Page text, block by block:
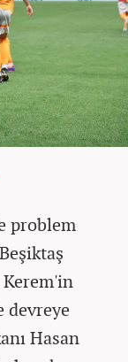
problem
devreye
Hasan